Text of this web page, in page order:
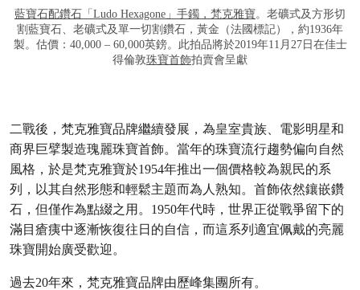
藍寶石配鑽石「Ludo Hexagone」手鐲，梵克雅寶。老礦式及方形切
割藍寶石、老礦式及單一切割鑽石，黃金（法國標記），約1936年
製。估價：40,000 – 60,000英鎊。此拍品將於2019年11月27日在佳士
得倫敦珠寶首飾拍賣會呈獻
二戰後，梵克雅寶品牌繼續發展，為皇室貴族、電影明星和
商界巨擘製造瑰麗珠寶首飾。當年的珠寶流行趨勢偏向自然
風格，於是梵克雅寶於1954年推出一個價格較為親民的系
列，以其自然形態和輕鬆主題而為人熟知。首飾依然鑲嵌鑽
石，但僅作為點綴之用。1950年代時，世界正從戰爭留下的
滿目瘡痍中逐漸恢復往日的自信，而這系列適宜佩戴的亮麗
珠寶開始廣受歡迎。
過去20年來，梵克雅寶品牌由歷峰集團所有。